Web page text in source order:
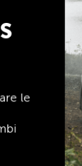
Il TCS
sempre
aiuto